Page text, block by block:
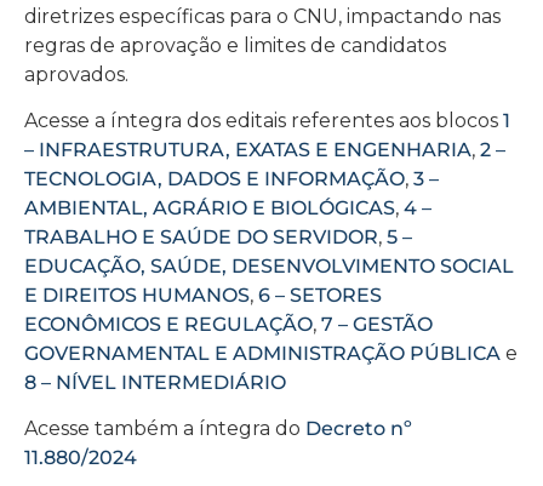
diretrizes específicas para o CNU, impactando nas
regras de aprovação e limites de candidatos
aprovados.
Acesse a íntegra dos editais referentes aos blocos 1
– INFRAESTRUTURA, EXATAS E ENGENHARIA, 2 –
TECNOLOGIA, DADOS E INFORMAÇÃO, 3 –
AMBIENTAL, AGRÁRIO E BIOLÓGICAS, 4 –
TRABALHO E SAÚDE DO SERVIDOR, 5 –
EDUCAÇÃO, SAÚDE, DESENVOLVIMENTO SOCIAL
E DIREITOS HUMANOS, 6 – SETORES
ECONÔMICOS E REGULAÇÃO, 7 – GESTÃO
GOVERNAMENTAL E ADMINISTRAÇÃO PÚBLICA e
8 – NÍVEL INTERMEDIÁRIO
Acesse também a íntegra do Decreto nº
11.880/2024